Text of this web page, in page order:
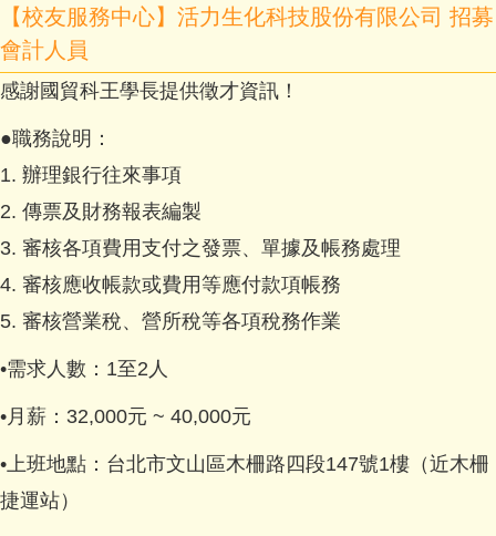
【校友服務中心】活力生化科技股份有限公司 招募
會計人員
感謝國貿科王學長提供徵才資訊！
●職務說明：
1. 辦理銀行往來事項
2. 傳票及財務報表編製
3. 審核各項費用支付之發票、單據及帳務處理
4. 審核應收帳款或費用等應付款項帳務
5. 審核營業稅、營所稅等各項稅務作業
•需求人數：1至2人
•月薪：32,000元 ~ 40,000元
•上班地點：台北市文山區木柵路四段147號1樓（近木柵
捷運站）